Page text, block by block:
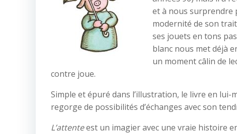
et à nous surprendre
modernité de son
ses jouets en tons
blanc nous met déjà
un moment câlin de
contre joue.
Simple et épuré dans l’illustration, le livre en
regorge de possibilités d’échanges avec son
L’attenteest un imagier avec une vraie histoire